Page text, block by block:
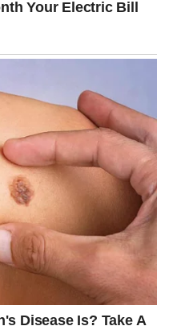
u obiteljskom okupljanju ili
ovaj će desert zadiviti
na sekunde.
jede, postižući savršenu
komad limuna, 380 g (13,4
500 ml (16,7 tekućih
i 60 g (2,1 oz)